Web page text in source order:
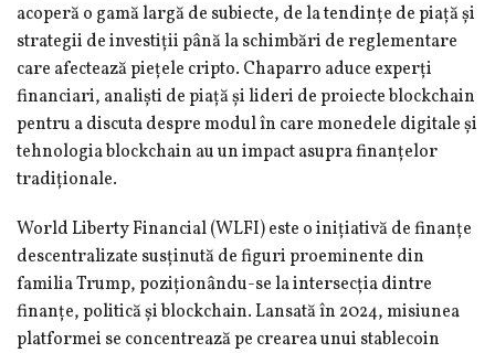
acoperă o gamă largă de subiecte, de la tendințe de piață și
strategii de investiții până la schimbări de reglementare
care afectează piețele cripto. Chaparro aduce experți
financiari, analiști de piață și lideri de proiecte blockchain
pentru a discuta despre modul în care monedele digitale și
tehnologia blockchain au un impact asupra finanțelor
tradiționale.
World Liberty Financial (WLFI) este o inițiativă de finanțe
descentralizate susținută de figuri proeminente din
familia Trump, poziționându-se la intersecția dintre
finanțe, politică și blockchain. Lansată în 2024, misiunea
platformei se concentrează pe crearea unui stablecoin